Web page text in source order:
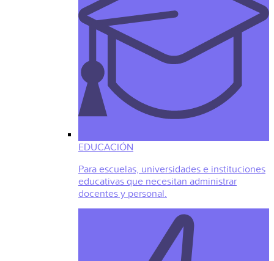
EDUCACIÓN
Para escuelas, universidades e instituciones
educativas que necesitan administrar
docentes y personal.